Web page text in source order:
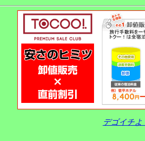
デゴイチよ